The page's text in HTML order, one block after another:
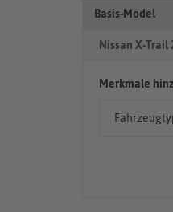
Basis-Model
Nissan X-Trail
Merkmale